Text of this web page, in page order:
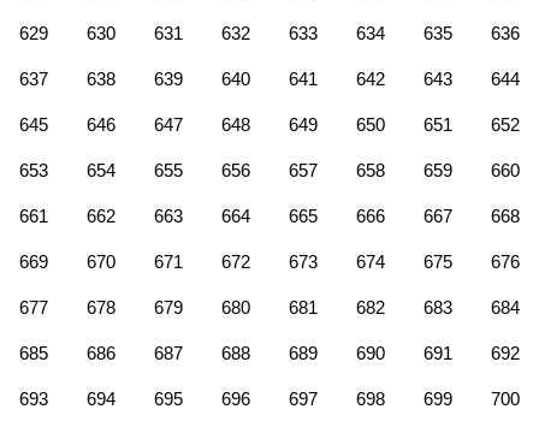
629 630 631 632 633 634 635 636
637 638 639 640 641 642 643 644
645 646 647 648 649 650 651 652
653 654 655 656 657 658 659 660
661 662 663 664 665 666 667 668
669 670 671 672 673 674 675 676
677 678 679 680 681 682 683 684
685 686 687 688 689 690 691 692
693 694 695 696 697 698 699 700